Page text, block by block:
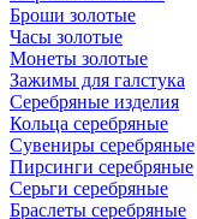
Броши золотые
Часы золотые
Монеты золотые
Зажимы для галстука
Серебряные изделия
Кольца серебряные
Сувениры серебряные
Пирсинги серебряные
Серьги серебряные
Браслеты серебряные